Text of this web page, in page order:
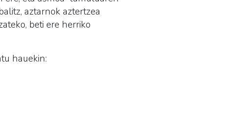
aztarnok aztertzea
beti ere herriko
hauekin: